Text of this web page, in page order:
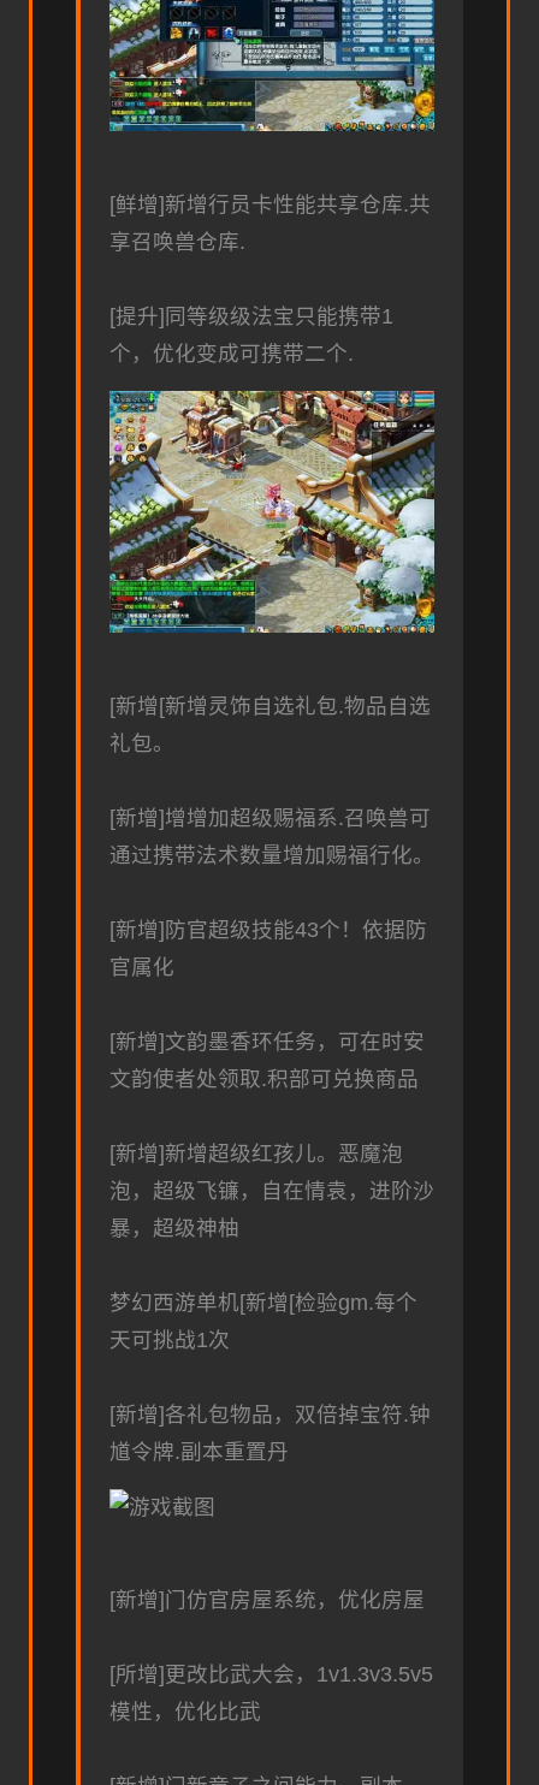
[鲜增]新增行员卡性能共享仓库.共
享召唤兽仓库.
[提升]同等级级法宝只能携带1
个，优化变成可携带二个.
[新增[新增灵饰自选礼包.物品自选
礼包。
[新增]增增加超级赐福系.召唤兽可
通过携带法术数量增加赐福行化。
[新增]防官超级技能43个！依据防
官属化
[新增]文韵墨香环任务，可在时安
文韵使者处领取.积部可兑换商品
[新增]新增超级红孩儿。恶魔泡
泡，超级飞镰，自在情袁，进阶沙
暴，超级神柚
梦幻西游单机[新增[检验gm.每个
天可挑战1次
[新增]各礼包物品，双倍掉宝符.钟
馗令牌.副本重置丹
[新增]门仿官房屋系统，优化房屋
[所增]更改比武大会，1v1.3v3.5v5
模性，优化比武